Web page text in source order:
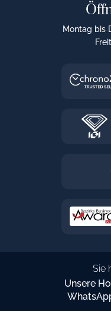
Montag bis
Sie
Unsere